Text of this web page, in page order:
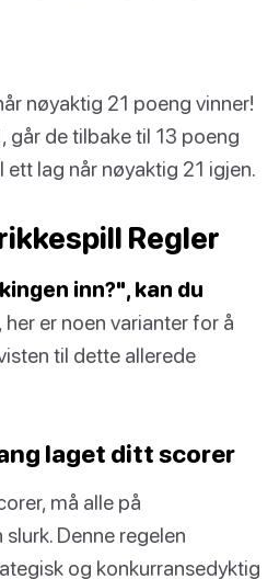
nøyaktig 21 poeng vinner!
går de tilbake til 13 poeng
lag når nøyaktig 21 igjen.
Regler
inn?", kan du
her er noen varianter for å
til dette allerede
laget ditt scorer
må alle på
Denne regelen
og konkurransedyktig